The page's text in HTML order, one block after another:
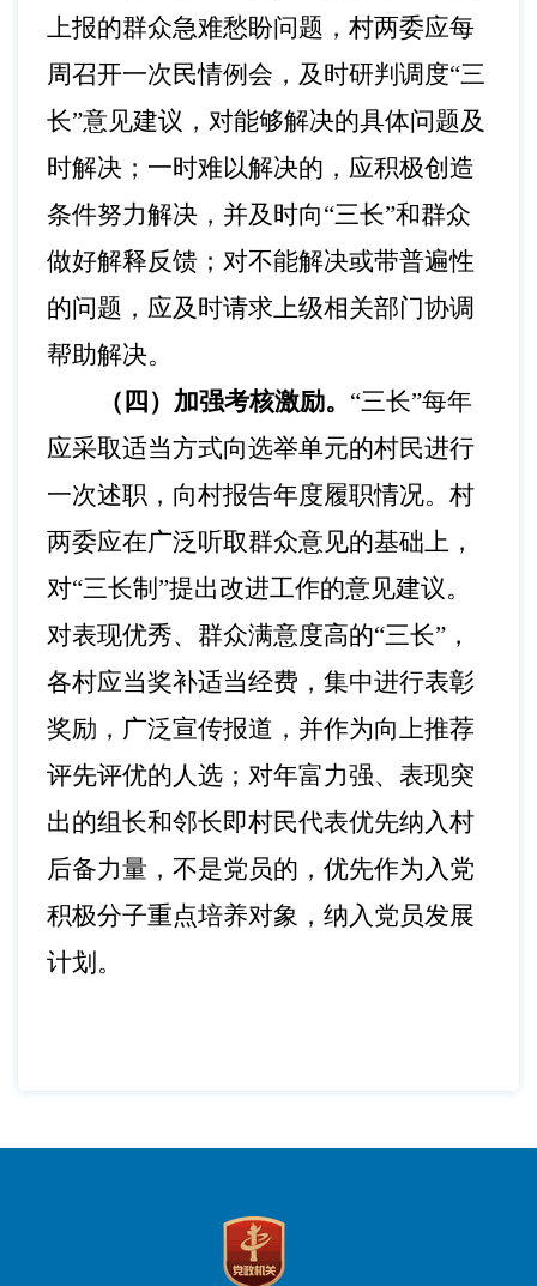
上报的群众急难愁盼问题，村两委应每
周召开一次民情例会，及时研判调度“三
长”意见建议，对能够解决的具体问题及
时解决；一时难以解决的，应积极创造
条件努力解决，并及时向“三长”和群众
做好解释反馈；对不能解决或带普遍性
的问题，应及时请求上级相关部门协调
帮助解决。
（四）加强考核激励。 “三长”每年
应采取适当方式向选举单元的村民进行
一次述职，向村报告年度履职情况。村
两委应在广泛听取群众意见的基础上，
对“三长制”提出改进工作的意见建议。
对表现优秀、群众满意度高的“三长”，
各村应当奖补适当经费，集中进行表彰
奖励，广泛宣传报道，并作为向上推荐
评先评优的人选；对年富力强、表现突
出的组长和邻长即村民代表优先纳入村
后备力量，不是党员的，优先作为入党
积极分子重点培养对象，纳入党员发展
计划。